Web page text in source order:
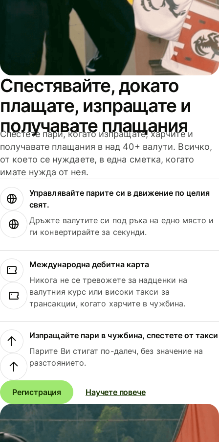
Спестявайте, докато
плащате, изпращате и
получавате плащания
Спестете пари, когато изпращате, харчите и
получавате плащания в над 40+ валути. Всичко,
от което се нуждаете, в една сметка, когато
имате нужда от нея.
Управлявайте парите си в движение по целия
свят.
Дръжте валутите си под ръка на едно място и
ги конвертирайте за секунди.
Международна дебитна карта
Никога не се тревожете за надценки на
валутния курс или високи такси за
трансакции, когато харчите в чужбина.
Изпращайте пари в чужбина, спестете от такси
Парите Ви стигат по-далеч, без значение на
разстоянието.
Регистрация Научете повече